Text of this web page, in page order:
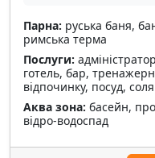
Парна: руська баня,
римська терма
Послуги:
готель, бар,
відпочинку, посуд,
Аква зона: басейн,
відро-водоспад